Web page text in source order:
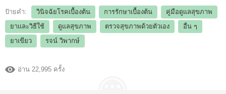
ป้ายคำ: วินิจฉัยโรคเบื้องต้น การรักษาเบื้องต้น
คู่มือดูแลสุขภาพ
ยาและวิธีใช้
ดูแลสุขภาพ ตรวจสุขภาพด้วยตัวเอง
อื่น ๆ
ยาเขียว
รจน์ วิพากษ์
อ่าน 22,995 ครั้ง